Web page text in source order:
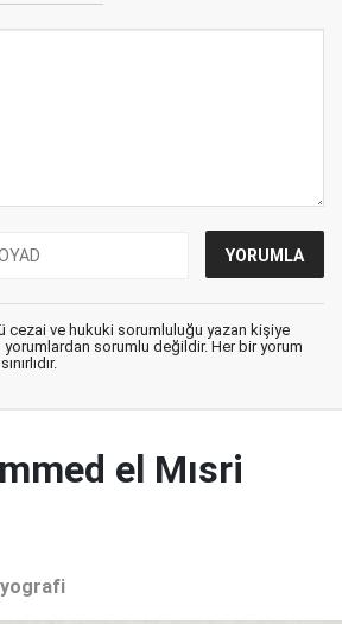
cezai ve hukuki sorumluluğu yazan kişiye
yorumlardan sorumlu değildir. Her bir yorum
el Mısri